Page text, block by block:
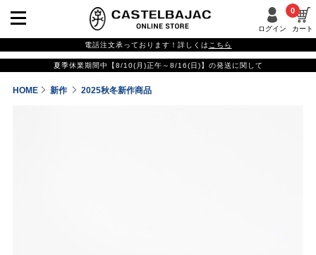
ログイン カート
0
電話注文承っております！詳しくは こちら
夏季休業期間中【8/10(月)正午～8/16(日)】の発送に関して
HOME 新作 2025秋冬新作商品